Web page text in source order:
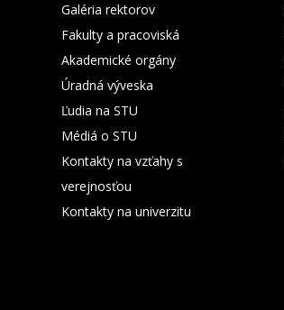
Galéria rektorov
Fakulty a pracoviská
Akademické orgány
Úradná výveska
Ľudia na STU
Médiá o STU
Kontakty na vzťahy s
verejnosťou
Kontakty na univerzitu